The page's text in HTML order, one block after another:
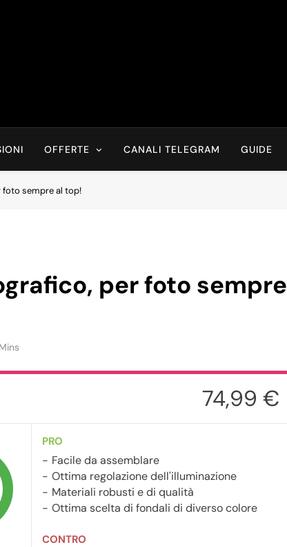
Risparmia Online
OFFERTE CANALI TELEGRAM GUIDE
foto sempre al top!
per foto sempre
74,99 €
PRO
Facile da assemblare
Ottima regolazione dell'illuminazione
Materiali robusti e di qualità
Ottima scelta di fondali di diverso colore
CONTRO